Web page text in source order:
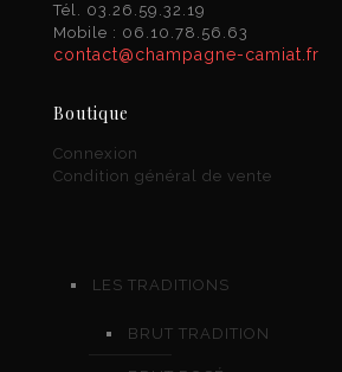
Tél. 03.26.59.32.19
Mobile : 06.10.78.56.63
contact@champagne-camiat.fr
Boutique
Connexion
Condition général de vente
LES TRADITIONS
BRUT TRADITION